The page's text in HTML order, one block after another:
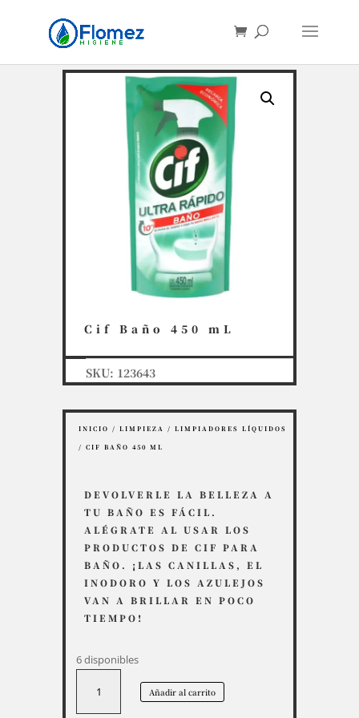
productos
Cif Baño 450 mL
SKU: 123643
INICIO / LIMPIEZA / LIMPIADORES LÍQUIDOS
/ CIF BAÑO 450 ML
DEVOLVERLE LA BELLEZA A
TU BAÑO ES FÁCIL.
ALÉGRATE AL USAR LOS
PRODUCTOS DE CIF PARA
BAÑO. ¡LAS CANILLAS, EL
INODORO Y LOS AZULEJOS
VAN A BRILLAR EN POCO
TIEMPO!
6 disponibles
Baño
450
Añadir al carrito